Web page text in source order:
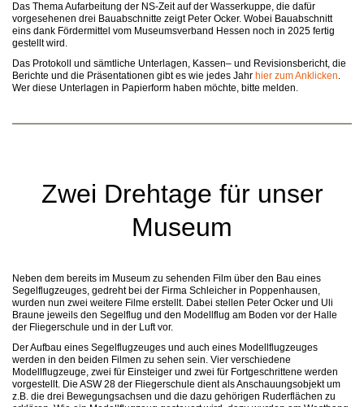
Das Thema Aufarbeitung der NS-Zeit auf der Wasserkuppe, die dafür
vorgesehenen drei Bauabschnitte zeigt Peter Ocker. Wobei Bauabschnitt
eins dank Fördermittel vom Museumsverband Hessen noch in 2025 fertig
gestellt wird.
Das Protokoll und sämtliche Unterlagen, Kassen– und Revisionsbericht, die
Berichte und die Präsentationen gibt es wie jedes Jahr hier zum Anklicken.
Wer diese Unterlagen in Papierform haben möchte, bitte melden.
Zwei Drehtage für unser
Museum
Neben dem bereits im Museum zu sehenden Film über den Bau eines
Segelflugzeuges, gedreht bei der Firma Schleicher in Poppenhausen,
wurden nun zwei weitere Filme erstellt. Dabei stellen Peter Ocker und Uli
Braune jeweils den Segelflug und den Modellflug am Boden vor der Halle
der Fliegerschule und in der Luft vor.
Der Aufbau eines Segelflugzeuges und auch eines Modellflugzeuges
werden in den beiden Filmen zu sehen sein. Vier verschiedene
Modellflugzeuge, zwei für Einsteiger und zwei für Fortgeschrittene werden
vorgestellt. Die ASW 28 der Fliegerschule dient als Anschauungsobjekt um
z.B. die drei Bewegungsachsen und die dazu gehörigen Ruderflächen zu